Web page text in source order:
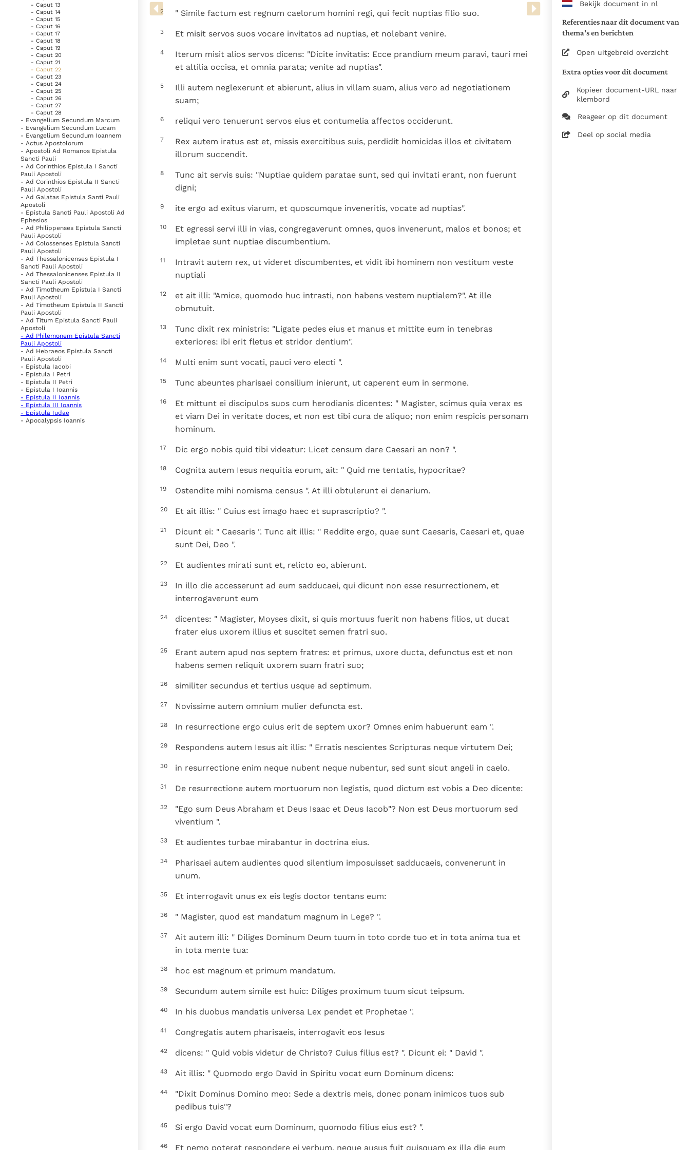
Denzinger Gebruiksvoorwaarden
herkennen
groeit stilletjes door
dwang
De mystiek. De
mystieke
heiligheid
als een taak"
Augustinus toont ons de
noodzaak om "naar het
www.vatican.va/archive/bible/
vulgata_vetus-
www.vatican.va/archive/bible/
aansluiting gezocht bij de
om de teksten van de
naast elkaar te kunnen
Daar waar de versnummering
elkaar afwijken is dus die van
Bekijk document in nl
Referenties naar dit document van
thema's en berichten
Open uitgebreid overzicht
Extra opties voor dit document
Kopieer document-URL naar
klembord
Reageer op dit document
Deel op social media
- Caput 13
- Caput 14
- Caput 15
- Caput 16
- Caput 17
- Caput 18
- Caput 19
- Caput 20
- Caput 21
- Caput 22
- Caput 23
- Caput 24
- Caput 25
- Caput 26
- Caput 27
- Caput 28
- Evangelium Secundum Marcum
- Evangelium Secundum Lucam
- Evangelium Secundum Ioannem
- Actus Apostolorum
- Apostoli Ad Romanos Epistula
Sancti Pauli
- Ad Corinthios Epistula I Sancti
Pauli Apostoli
- Ad Corinthios Epistula II Sancti
Pauli Apostoli
- Ad Galatas Epistula Santi Pauli
Apostoli
- Epistula Sancti Pauli Apostoli Ad
Ephesios
- Ad Philippenses Epistula Sancti
Pauli Apostoli
- Ad Colossenses Epistula Sancti
Pauli Apostoli
- Ad Thessalonicenses Epistula I
Sancti Pauli Apostoli
- Ad Thessalonicenses Epistula II
Sancti Pauli Apostoli
- Ad Timotheum Epistula I Sancti
Pauli Apostoli
- Ad Timotheum Epistula II Sancti
Pauli Apostoli
- Ad Titum Epistula Sancti Pauli
Apostoli
- Ad Philemonem Epistula Sancti
Pauli Apostoli
- Ad Hebraeos Epistula Sancti
Pauli Apostoli
- Epistula Iacobi
- Epistula I Petri
- Epistula II Petri
- Epistula I Ioannis
- Epistula II Ioannis
- Epistula III Ioannis
- Epistula Iudae
- Apocalypsis Ioannis
2 " Simile factum est regnum caelorum homini regi, qui fecit nuptias filio suo.
3 Et misit servos suos vocare invitatos ad nuptias, et nolebant venire.
4
Iterum misit alios servos dicens: "Dicite invitatis: Ecce prandium meum paravi, tauri mei
et altilia occisa, et omnia parata; venite ad nuptias".
5
Illi autem neglexerunt et abierunt, alius in villam suam, alius vero ad negotiationem
suam;
6 reliqui vero tenuerunt servos eius et contumelia affectos occiderunt.
7
Rex autem iratus est et, missis exercitibus suis, perdidit homicidas illos et civitatem
illorum succendit.
8
Tunc ait servis suis: "Nuptiae quidem paratae sunt, sed qui invitati erant, non fuerunt
digni;
9 ite ergo ad exitus viarum, et quoscumque inveneritis, vocate ad nuptias".
10
Et egressi servi illi in vias, congregaverunt omnes, quos invenerunt, malos et bonos; et
impletae sunt nuptiae discumbentium.
11
Intravit autem rex, ut videret discumbentes, et vidit ibi hominem non vestitum veste
nuptiali
12
et ait illi: "Amice, quomodo huc intrasti, non habens vestem nuptialem?". At ille
obmutuit.
13
Tunc dixit rex ministris: "Ligate pedes eius et manus et mittite eum in tenebras
exteriores: ibi erit fletus et stridor dentium".
14 Multi enim sunt vocati, pauci vero electi ".
15 Tunc abeuntes pharisaei consilium inierunt, ut caperent eum in sermone.
16
Et mittunt ei discipulos suos cum herodianis dicentes: " Magister, scimus quia verax es
et viam Dei in veritate doces, et non est tibi cura de aliquo; non enim respicis personam
hominum.
17 Dic ergo nobis quid tibi videatur: Licet censum dare Caesari an non? ".
18 Cognita autem Iesus nequitia eorum, ait: " Quid me tentatis, hypocritae?
19 Ostendite mihi nomisma census ". At illi obtulerunt ei denarium.
20 Et ait illis: " Cuius est imago haec et suprascriptio? ".
21
Dicunt ei: " Caesaris ". Tunc ait illis: " Reddite ergo, quae sunt Caesaris, Caesari et, quae
sunt Dei, Deo ".
22 Et audientes mirati sunt et, relicto eo, abierunt.
23
In illo die accesserunt ad eum sadducaei, qui dicunt non esse resurrectionem, et
interrogaverunt eum
24
dicentes: " Magister, Moyses dixit, si quis mortuus fuerit non habens filios, ut ducat
frater eius uxorem illius et suscitet semen fratri suo.
25
Erant autem apud nos septem fratres: et primus, uxore ducta, defunctus est et non
habens semen reliquit uxorem suam fratri suo;
26 similiter secundus et tertius usque ad septimum.
27 Novissime autem omnium mulier defuncta est.
28 In resurrectione ergo cuius erit de septem uxor? Omnes enim habuerunt eam ".
29 Respondens autem Iesus ait illis: " Erratis nescientes Scripturas neque virtutem Dei;
30 in resurrectione enim neque nubent neque nubentur, sed sunt sicut angeli in caelo.
31 De resurrectione autem mortuorum non legistis, quod dictum est vobis a Deo dicente:
32
"Ego sum Deus Abraham et Deus Isaac et Deus Iacob"? Non est Deus mortuorum sed
viventium ".
33 Et audientes turbae mirabantur in doctrina eius.
34
Pharisaei autem audientes quod silentium imposuisset sadducaeis, convenerunt in
unum.
35 Et interrogavit unus ex eis legis doctor tentans eum:
36 " Magister, quod est mandatum magnum in Lege? ".
37
Ait autem illi: " Diliges Dominum Deum tuum in toto corde tuo et in tota anima tua et
in tota mente tua:
38 hoc est magnum et primum mandatum.
39 Secundum autem simile est huic: Diliges proximum tuum sicut teipsum.
40 In his duobus mandatis universa Lex pendet et Prophetae ".
41 Congregatis autem pharisaeis, interrogavit eos Iesus
42 dicens: " Quid vobis videtur de Christo? Cuius filius est? ". Dicunt ei: " David ".
43 Ait illis: " Quomodo ergo David in Spiritu vocat eum Dominum dicens:
44
"Dixit Dominus Domino meo: Sede a dextris meis, donec ponam inimicos tuos sub
pedibus tuis"?
45 Si ergo David vocat eum Dominum, quomodo filius eius est? ".
46
Et nemo poterat respondere ei verbum, neque ausus fuit quisquam ex illa die eum